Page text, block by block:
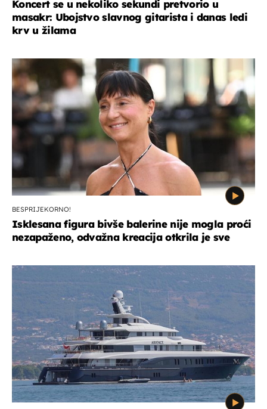
Koncert se u nekoliko sekundi pretvorio u
masakr: Ubojstvo slavnog gitarista i danas ledi
krv u žilama
BESPRIJEKORNO!
Isklesana figura bivše balerine nije mogla proći
nezapaženo, odvažna kreacija otkrila je sve